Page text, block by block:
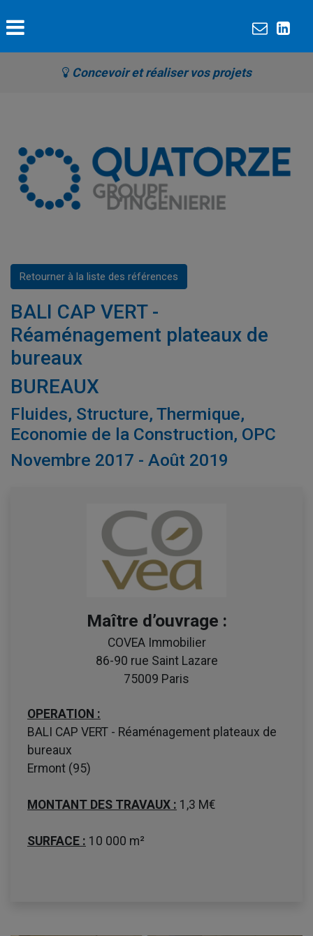
Concevoir et réaliser vos projets
Retourner à la liste des références
BALI CAP VERT -
Réaménagement plateaux de
bureaux
BUREAUX
Fluides, Structure, Thermique,
Economie de la Construction, OPC
Novembre 2017 - Août 2019
Maître d’ouvrage :
COVEA Immobilier
86-90 rue Saint Lazare
75009 Paris
OPERATION :
BALI CAP VERT - Réaménagement plateaux de
bureaux
Ermont (95)
MONTANT DES TRAVAUX : 1,3 M€
SURFACE : 10 000 m²